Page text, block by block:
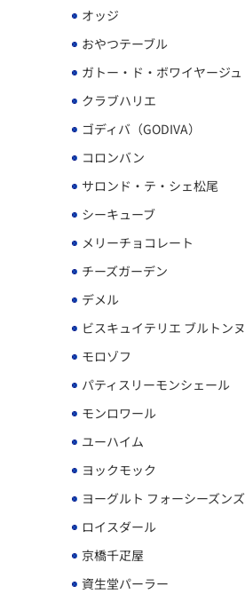
オッジ
おやつテーブル
ガトー・ド・ボワイヤージュ
クラブハリエ
ゴディバ（GODIVA）
コロンバン
サロンド・テ・シェ松尾
シーキューブ
メリーチョコレート
チーズガーデン
デメル
ビスキュイテリエ ブルトンヌ
モロゾフ
パティスリーモンシェール
モンロワール
ユーハイム
ヨックモック
ヨーグルト フォーシーズンズ
ロイスダール
京橋千疋屋
資生堂パーラー